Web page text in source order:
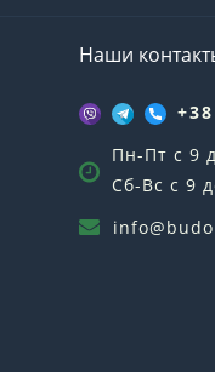
Наши
Пн-Пт с 9
Сб-Вс с 9